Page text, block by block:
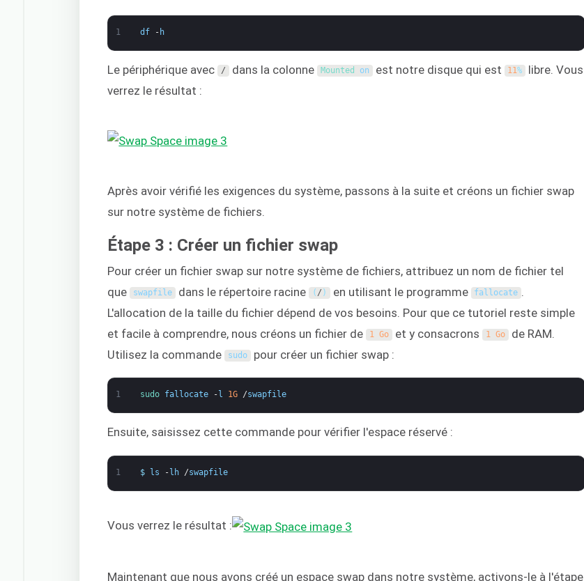
1 df - h
Le périphérique avec / dans la colonne Mounted on est notre disque qui est 11%
libre. Vous
verrez le résultat :
Après avoir vérifié les exigences du système, passons à la suite et créons un fichier swap
sur notre système de fichiers.
Étape 3 : Créer un fichier swap
Pour créer un fichier swap sur notre système de fichiers, attribuez un nom de fichier tel
que swapfile dans le répertoire racine ( / ) en utilisant le programme fallocate
L'allocation de la taille du fichier dépend de vos besoins. Pour que ce tutoriel reste simple
et facile à comprendre, nous créons un fichier de 1 Go et y consacrons 1 Go de RAM.
Utilisez la commande sudo pour créer un fichier swap :
1 sudo fallocate - l 1G /swapfile
Ensuite, saisissez cette commande pour vérifier l'espace réservé :
1 $ ls -lh /swapfile
Vous verrez le résultat :
Maintenant que nous avons créé un espace swap dans notre système, activons-le à l'étape